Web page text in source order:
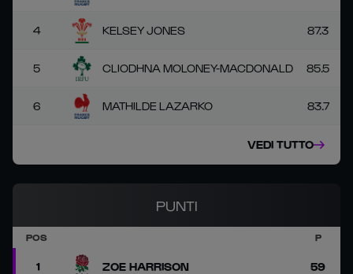
4 KELSEY JONES 87.3
5 CLIODHNA MOLONEY-MACDONALD 85.5
6 MATHILDE LAZARKO 83.7
VEDI TUTTO
PUNTI
POS P
1 ZOE HARRISON 59